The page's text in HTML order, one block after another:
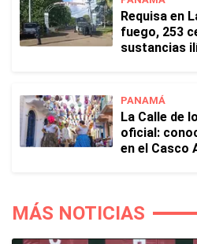
Requisa en
fuego, 253
sustancias
PANAMÁ
La Calle de
oficial:
en el Casco
MÁS NOTICIAS